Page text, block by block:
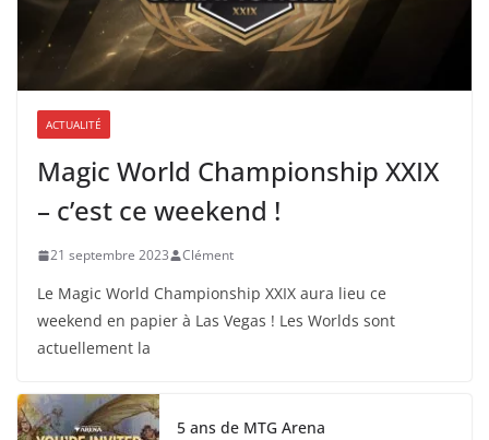
ACTUALITÉ
Magic World Championship XXIX
– c’est ce weekend !
21 septembre 2023 Clément
Le Magic World Championship XXIX aura lieu ce
weekend en papier à Las Vegas ! Les Worlds sont
actuellement la
5 ans de MTG Arena